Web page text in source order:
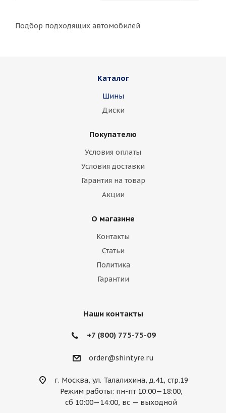
Подбор подходящих автомобилей
Каталог
Шины
Диски
Покупателю
Условия оплаты
Условия доставки
Гарантия на товар
Акции
О магазине
Контакты
Статьи
Политика
Гарантии
Наши контакты
+7 (800) 775-75-09
order@shintyre.ru
г. Москва, ул. Талалихина, д.41, стр.19
Режим работы: пн-пт 10:00—18:00,
сб 10:00—14:00, вс — выходной